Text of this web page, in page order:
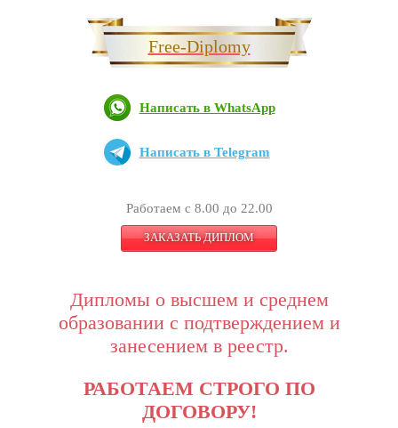
Free-Diplomy
Написать в WhatsApp
Написать в Telegram
Работаем с 8.00 до 22.00
ЗАКАЗАТЬ ДИПЛОМ
Дипломы о высшем и среднем
образовании с подтверждением и
занесением в реестр.
РАБОТАЕМ СТРОГО ПО
ДОГОВОРУ!